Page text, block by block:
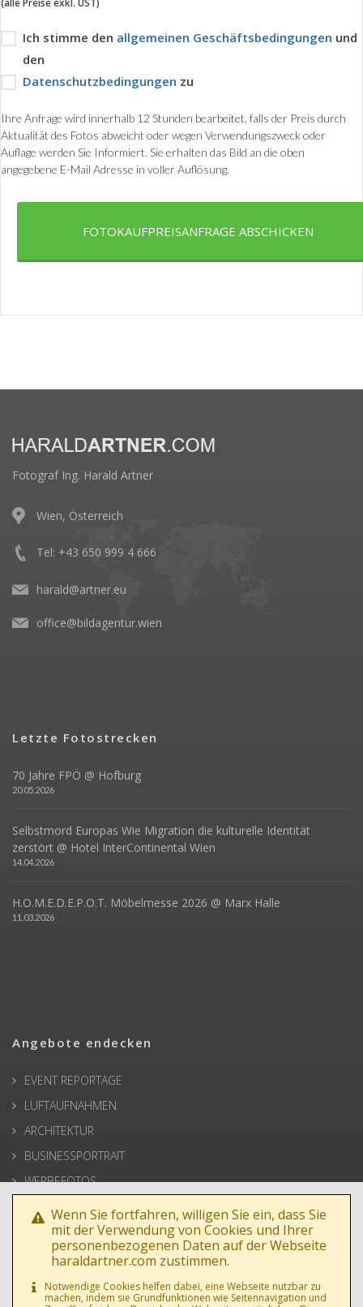
(alle Preise exkl. UST)
Ich stimme den allgemeinen Geschäftsbedingungen und
den
Datenschutzbedingungen zu
Ihre Anfrage wird innerhalb 12 Stunden bearbeitet, falls der Preis durch
Aktualität des Fotos abweicht oder wegen Verwendungszweck oder
Auflage werden Sie Informiert. Sie erhalten das Bild an die oben
angegebene E-Mail Adresse in voller Auflösung.
FOTOKAUFPREISANFRAGE ABSCHICKEN
Fotograf Ing. Harald Artner
Wien, Österreich
Tel: +43 650 999 4 666
harald@artner.eu
office@bildagentur.wien
Letzte Fotostrecken
70 Jahre FPÖ @ Hofburg
20.05.2026
Selbstmord Europas Wie Migration die kulturelle Identität
zerstört @ Hotel InterContinental Wien
14.04.2026
H.O.M.E.D.E.P.O.T. Möbelmesse 2026 @ Marx Halle
11.03.2026
Angebote endecken
EVENT REPORTAGE
LUFTAUFNAHMEN
ARCHITEKTUR
BUSINESSPORTRAIT
WERBEFOTOS
HOCHZEIT
PRESSE
Wenn Sie fortfahren, willigen Sie ein, dass Sie
mit der Verwendung von Cookies und Ihrer
personenbezogenen Daten auf der Webseite
haraldartner.com zustimmen.
Notwendige Cookies helfen dabei, eine Webseite nutzbar zu
machen, indem sie Grundfunktionen wie Seitennavigation und